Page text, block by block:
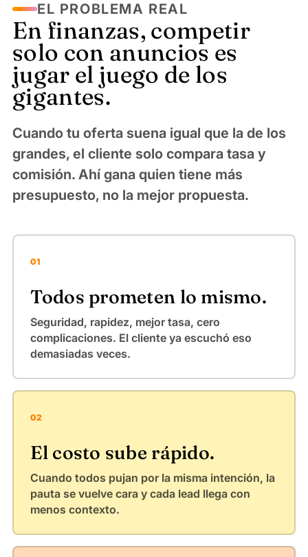
EL PROBLEMA REAL
En finanzas, competir
solo con anuncios es
jugar el juego de los
gigantes.
Cuando tu oferta suena igual que la de los
grandes, el cliente solo compara tasa y
comisión. Ahí gana quien tiene más
presupuesto, no la mejor propuesta.
01
Todos prometen lo mismo.
Seguridad, rapidez, mejor tasa, cero
complicaciones. El cliente ya escuchó eso
demasiadas veces.
02
El costo sube rápido.
Cuando todos pujan por la misma intención, la
pauta se vuelve cara y cada lead llega con
menos contexto.